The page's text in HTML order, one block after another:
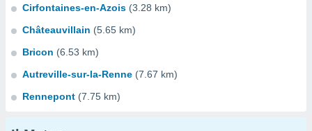
Cirfontaines-en-Azois (3.28 km)
Châteauvillain (5.65 km)
Bricon (6.53 km)
Autreville-sur-la-Renne (7.67 km)
Rennepont (7.75 km)